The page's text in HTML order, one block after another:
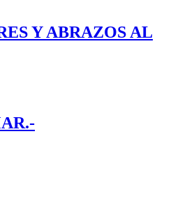
Y ABRAZOS AL